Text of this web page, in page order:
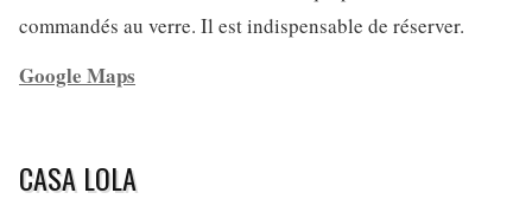
commandés au verre. Il est indispensable de réserver.
Google Maps
CASA LOLA